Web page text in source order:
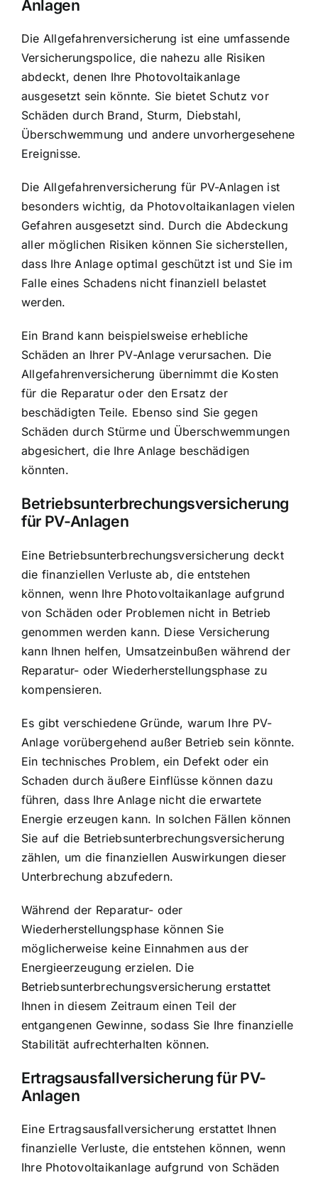
Anlagen
Die Allgefahrenversicherung ist eine umfassende
Versicherungspolice, die nahezu alle Risiken
abdeckt, denen Ihre Photovoltaikanlage
ausgesetzt sein könnte. Sie bietet Schutz vor
Schäden durch Brand, Sturm, Diebstahl,
Überschwemmung und andere unvorhergesehene
Ereignisse.
Die Allgefahrenversicherung für PV-Anlagen ist
besonders wichtig, da Photovoltaikanlagen vielen
Gefahren ausgesetzt sind. Durch die Abdeckung
aller möglichen Risiken können Sie sicherstellen,
dass Ihre Anlage optimal geschützt ist und Sie im
Falle eines Schadens nicht finanziell belastet
werden.
Ein Brand kann beispielsweise erhebliche
Schäden an Ihrer PV-Anlage verursachen. Die
Allgefahrenversicherung übernimmt die Kosten
für die Reparatur oder den Ersatz der
beschädigten Teile. Ebenso sind Sie gegen
Schäden durch Stürme und Überschwemmungen
abgesichert, die Ihre Anlage beschädigen
könnten.
Betriebsunterbrechungsversicherung
für PV-Anlagen
Eine Betriebsunterbrechungsversicherung deckt
die finanziellen Verluste ab, die entstehen
können, wenn Ihre Photovoltaikanlage aufgrund
von Schäden oder Problemen nicht in Betrieb
genommen werden kann. Diese Versicherung
kann Ihnen helfen, Umsatzeinbußen während der
Reparatur- oder Wiederherstellungsphase zu
kompensieren.
Es gibt verschiedene Gründe, warum Ihre PV-
Anlage vorübergehend außer Betrieb sein könnte.
Ein technisches Problem, ein Defekt oder ein
Schaden durch äußere Einflüsse können dazu
führen, dass Ihre Anlage nicht die erwartete
Energie erzeugen kann. In solchen Fällen können
Sie auf die Betriebsunterbrechungsversicherung
zählen, um die finanziellen Auswirkungen dieser
Unterbrechung abzufedern.
Während der Reparatur- oder
Wiederherstellungsphase können Sie
möglicherweise keine Einnahmen aus der
Energieerzeugung erzielen. Die
Betriebsunterbrechungsversicherung erstattet
Ihnen in diesem Zeitraum einen Teil der
entgangenen Gewinne, sodass Sie Ihre finanzielle
Stabilität aufrechterhalten können.
Ertragsausfallversicherung für PV-
Anlagen
Eine Ertragsausfallversicherung erstattet Ihnen
finanzielle Verluste, die entstehen können, wenn
Ihre Photovoltaikanlage aufgrund von Schäden